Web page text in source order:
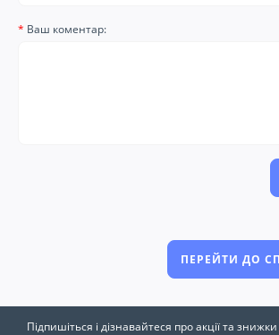
Ваш коментар:
ПЕРЕЙТИ ДО
Підпишіться і дізнавайтеся про акції та